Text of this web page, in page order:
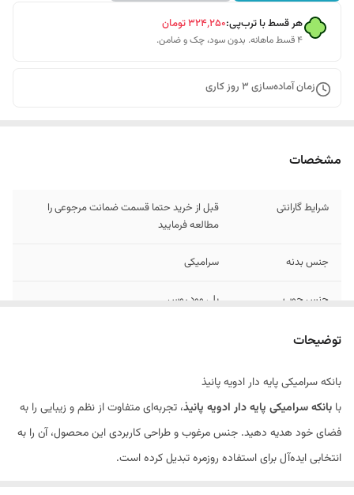
هر قسط با ترب‌پی:۳۲۴٬۲۵۰تومان
۴ قسط ماهانه. بدون سود، چک و ضامن.
زمان آماده‌سازی 3 روز کاری
مشخصات
شرایط گارانتی
قبل از خرید حتما قسمت ضمانت مرجوعی را
مطالعه فرمایید
جنس بدنه سرامیکی
جنس چوب پلی وود روس
ابعاد
زیره چوبی دارد - مطابق عکس
قابل استفاده در ماکروویو و ماشین ظرفشویی
توضیحات
بانکه سرامیکی پایه دار ادویه پانیذ
با بانکه سرامیکی پایه دار ادویه پانیذ، تجربه‌ای متفاوت از نظم و زیبایی را به
فضای خود هدیه دهید. جنس مرغوب و طراحی کاربردی این محصول، آن را به
انتخابی ایده‌آل برای استفاده روزمره تبدیل کرده است.